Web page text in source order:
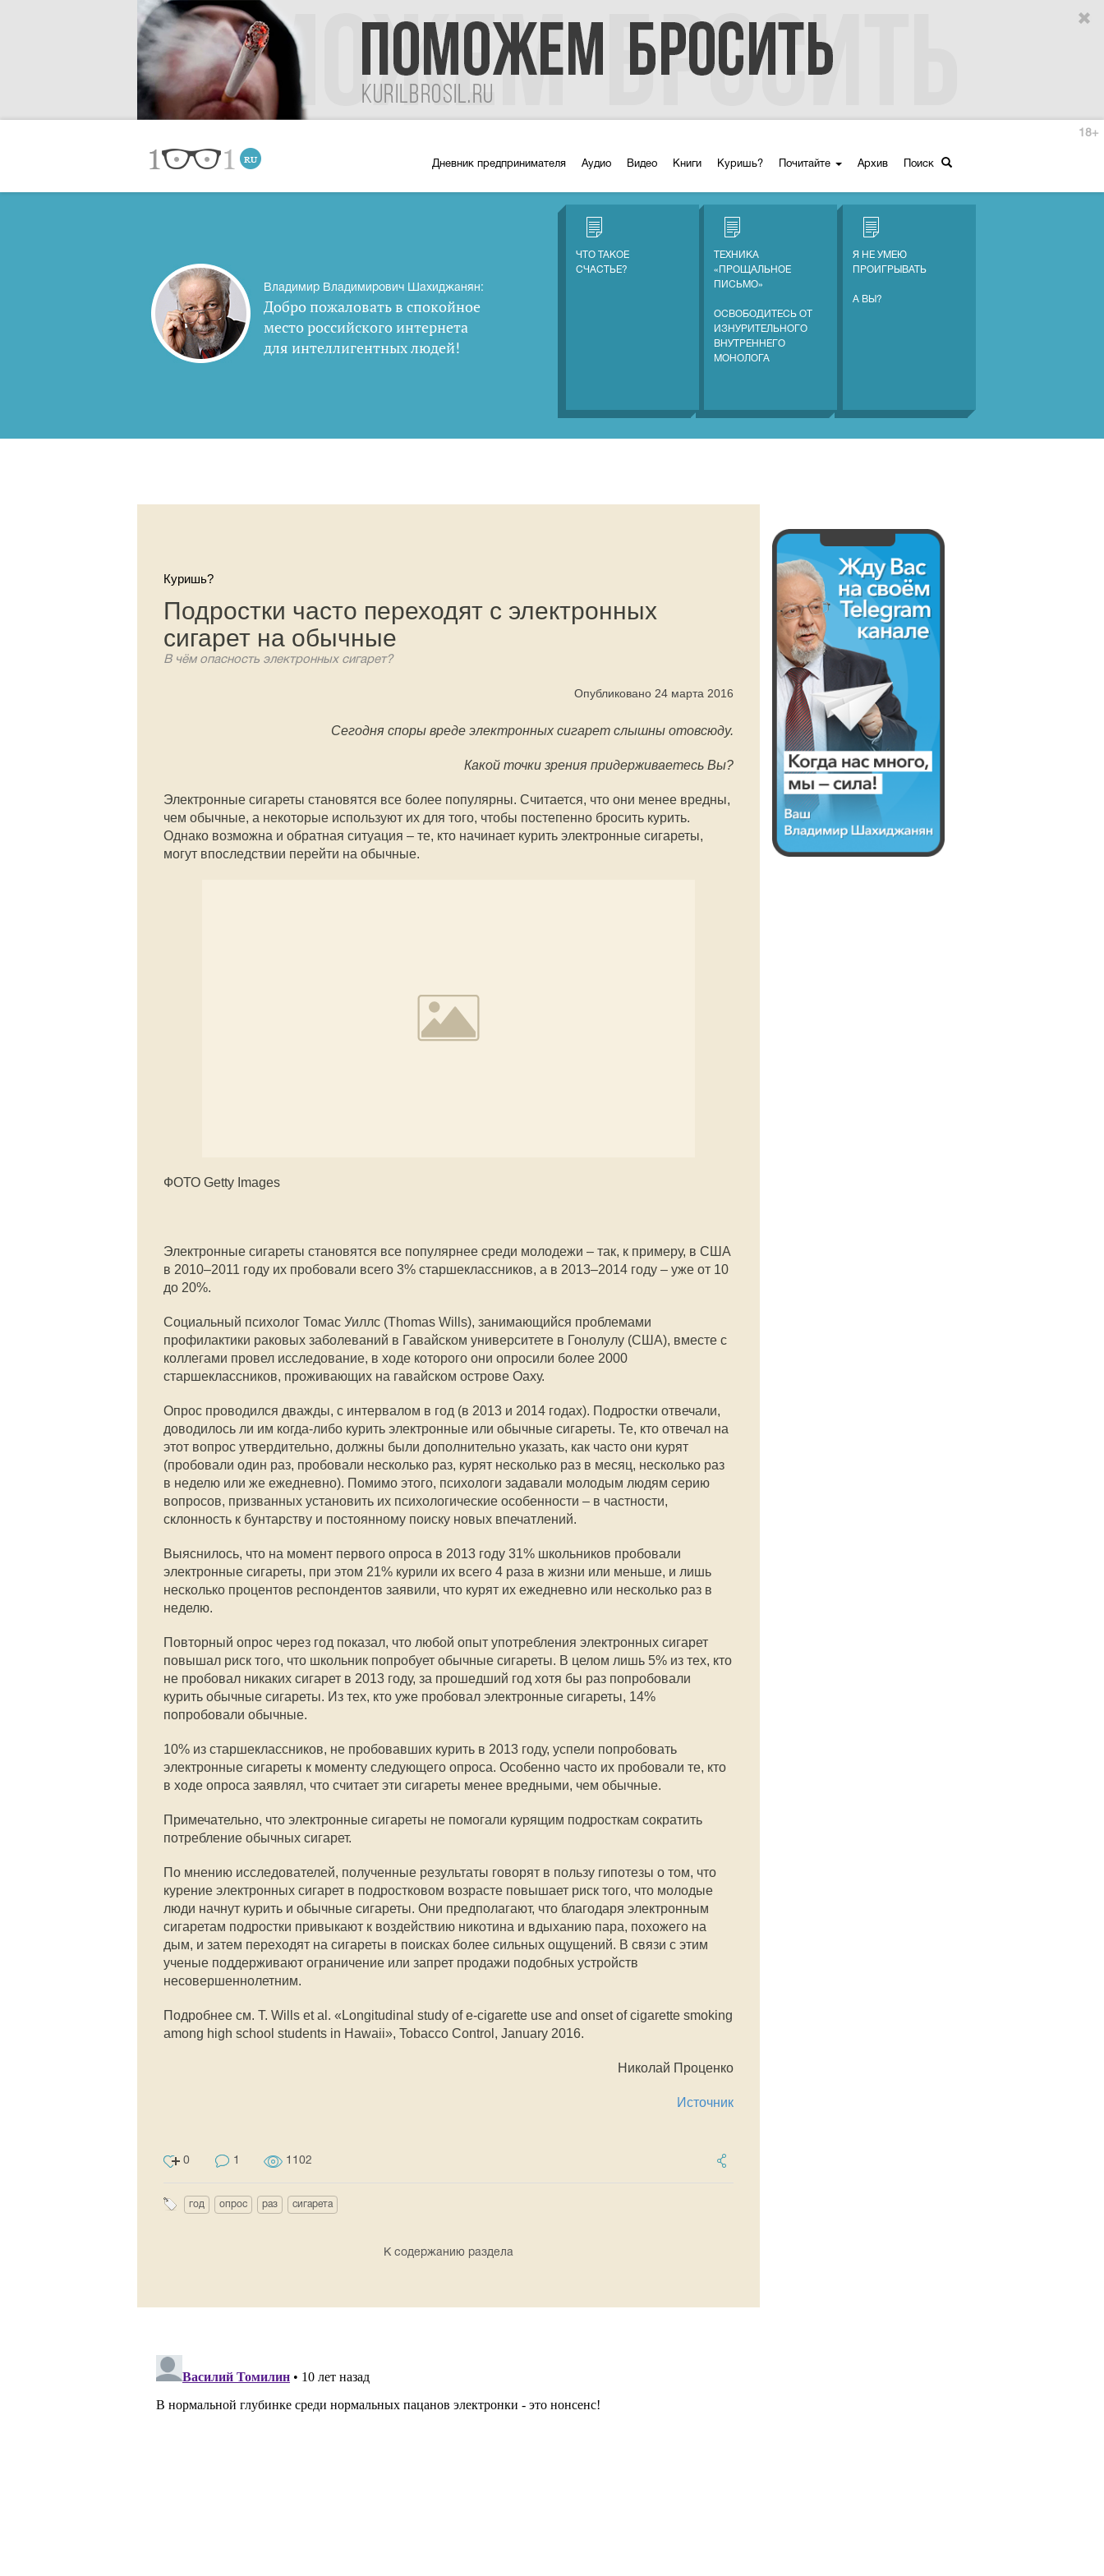
Дневник предпринимателя Аудио Видео Книги Куришь? Почитайте Архив Поиск
18+
Владимир Владимирович Шахиджанян:
Добро пожаловать в спокойное
место российского интернета
для интеллигентных людей!
ЧТО ТАКОЕ
СЧАСТЬЕ?
ТЕХНИКА
«ПРОЩАЛЬНОЕ
ПИСЬМО»
ОСВОБОДИТЕСЬ ОТ
ИЗНУРИТЕЛЬНОГО
ВНУТРЕННЕГО
МОНОЛОГА
Я НЕ УМЕЮ
ПРОИГРЫВАТЬ
А ВЫ?
Куришь?
Подростки часто переходят с электронных
сигарет на обычные
В чём опасность электронных сигарет?
Опубликовано 24 марта 2016
Сегодня споры вреде электронных сигарет слышны отовсюду.
Какой точки зрения придерживаетесь Вы?
Электронные сигареты становятся все более популярны. Считается, что они менее вредны,
чем обычные, а некоторые используют их для того, чтобы постепенно бросить курить.
Однако возможна и обратная ситуация – те, кто начинает курить электронные сигареты,
могут впоследствии перейти на обычные.
ФОТО Getty Images
Электронные сигареты становятся все популярнее среди молодежи – так, к примеру, в США
в 2010–2011 году их пробовали всего 3% старшеклассников, а в 2013–2014 году – уже от 10
до 20%.
Социальный психолог Томас Уиллс (Thomas Wills), занимающийся проблемами
профилактики раковых заболеваний в Гавайском университете в Гонолулу (США), вместе с
коллегами провел исследование, в ходе которого они опросили более 2000
старшеклассников, проживающих на гавайском острове Оаху.
Опрос проводился дважды, с интервалом в год (в 2013 и 2014 годах). Подростки отвечали,
доводилось ли им когда-либо курить электронные или обычные сигареты. Те, кто отвечал на
этот вопрос утвердительно, должны были дополнительно указать, как часто они курят
(пробовали один раз, пробовали несколько раз, курят несколько раз в месяц, несколько раз
в неделю или же ежедневно). Помимо этого, психологи задавали молодым людям серию
вопросов, призванных установить их психологические особенности – в частности,
склонность к бунтарству и постоянному поиску новых впечатлений.
Выяснилось, что на момент первого опроса в 2013 году 31% школьников пробовали
электронные сигареты, при этом 21% курили их всего 4 раза в жизни или меньше, и лишь
несколько процентов респондентов заявили, что курят их ежедневно или несколько раз в
неделю.
Повторный опрос через год показал, что любой опыт употребления электронных сигарет
повышал риск того, что школьник попробует обычные сигареты. В целом лишь 5% из тех, кто
не пробовал никаких сигарет в 2013 году, за прошедший год хотя бы раз попробовали
курить обычные сигареты. Из тех, кто уже пробовал электронные сигареты, 14%
попробовали обычные.
10% из старшеклассников, не пробовавших курить в 2013 году, успели попробовать
электронные сигареты к моменту следующего опроса. Особенно часто их пробовали те, кто
в ходе опроса заявлял, что считает эти сигареты менее вредными, чем обычные.
Примечательно, что электронные сигареты не помогали курящим подросткам сократить
потребление обычных сигарет.
По мнению исследователей, полученные результаты говорят в пользу гипотезы о том, что
курение электронных сигарет в подростковом возрасте повышает риск того, что молодые
люди начнут курить и обычные сигареты. Они предполагают, что благодаря электронным
сигаретам подростки привыкают к воздействию никотина и вдыханию пара, похожего на
дым, и затем переходят на сигареты в поисках более сильных ощущений. В связи с этим
ученые поддерживают ограничение или запрет продажи подобных устройств
несовершеннолетним.
Подробнее см. Т. Wills et al. «Longitudinal study of e-cigarette use and onset of cigarette smoking
among high school students in Hawaii», Tobacco Control, January 2016.
Николай Проценко
Источник
0 1 1102
год опрос раз сигарета
К содержанию раздела